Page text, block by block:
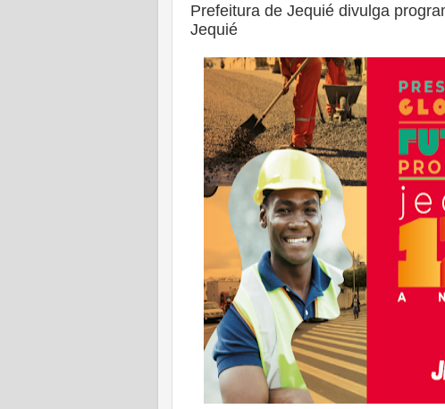
Prefeitura de Jequié divulga
Jequié